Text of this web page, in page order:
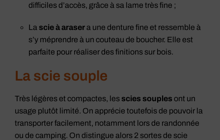
difficiles d’accès, grâce à sa lame très fine ;
La scie à arasera une denture fine et ressemble à
s’y méprendre à un couteau de boucher. Elle est
parfaite pour réaliser des finitions sur bois.
La scie souple
Très légères et compactes, les scies souples ont un
usage plutôt limité. On apprécie toutefois de pouvoir la
transporter facilement, notamment lors de randonnée
ou de camping. On distingue alors 2 sortes de scie